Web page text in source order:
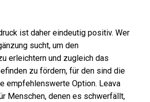
ist daher eindeutig positiv. Wer
sucht, um den
erleichtern und zugleich das
zu fördern, für den sind die
empfehlenswerte Option. Leava
Menschen, denen es schwerfällt,